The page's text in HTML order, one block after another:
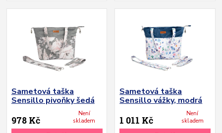
Sametová taška
Sensillo pivoňky šedá
978 Kč
Není
skladem
Sametová taška
Sensillo vážky, modrá
1 011 Kč
Není
skladem